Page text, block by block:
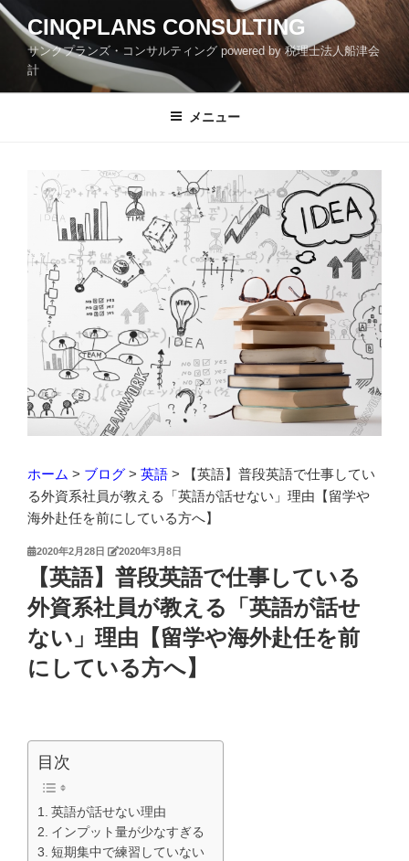
コ
ン
ツ
CINQPLANS CONSULTING
サンクプランズ・コンサルティング powered by 税理士法人船津会
計
メニュー
ホーム > ブログ > 英語 >
【英語】普段英語で仕事してい
る外資系社員が教える「英語が話せない」理由【留学や
海外赴任を前にしている方へ】
投2020年2月28日 2020年3月8日
【英語】普段英語で仕事している
外資系社員が教える「英語が話せ
ない」理由【留学や海外赴任を前
にしている方へ】
目次
英語が話せない理由
インプット量が少なすぎる
短期集中で練習していない